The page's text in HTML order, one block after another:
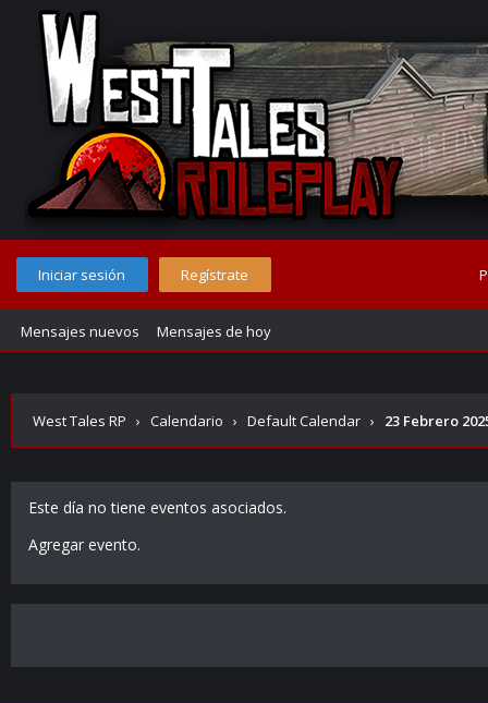
Iniciar sesión Regístrate
Mensajes nuevos Mensajes de hoy
West Tales RP › Calendario › Default Calendar › 23 Febrero
Este día no tiene eventos asociados.
Agregar evento.